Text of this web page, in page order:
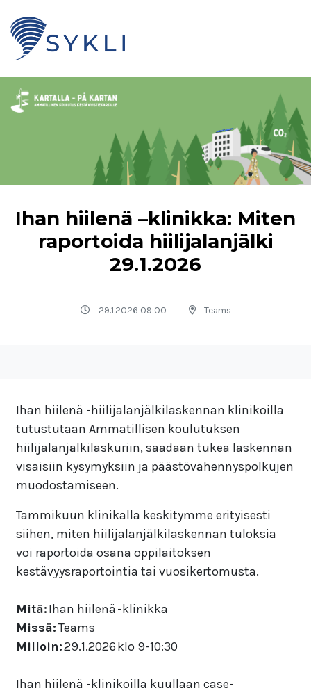
Ihan hiilenä –klinikka: Miten
raportoida hiilijalanjälki
29.1.2026
29.1.2026 09:00 Teams
Ihan hiilenä -hiilijalanjälkilaskennan klinikoilla
tutustutaan Ammatillisen koulutuksen
hiilijalanjälkilaskuriin, saadaan tukea laskennan
visaisiin kysymyksiin ja päästövähennyspolkujen
muodostamiseen.
Tammikuun klinikalla keskitymme erityisesti
siihen, miten hiilijalanjälkilaskennan tuloksia
voi raportoida osana oppilaitoksen
kestävyysraportointia tai vuosikertomusta.
Mitä:Ihan hiilenä -klinikka
Missä:Teams
Milloin:29.1.2026 klo 9-10:30
Ihan hiilenä -klinikoilla kuullaan case-